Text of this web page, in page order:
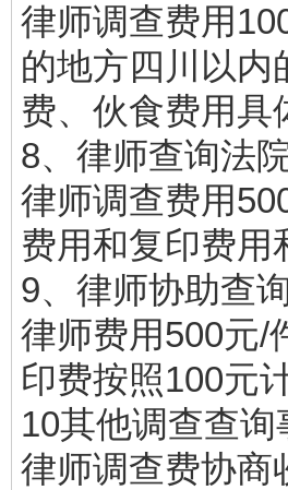
律师调查费用
的地方四川以内
费、伙食费用具
8、律师查询法
律师调查费用
费用和复印费用
9、律师协助查
律师费用500元/
印费按照100元
10其他调查查
律师调查费协商